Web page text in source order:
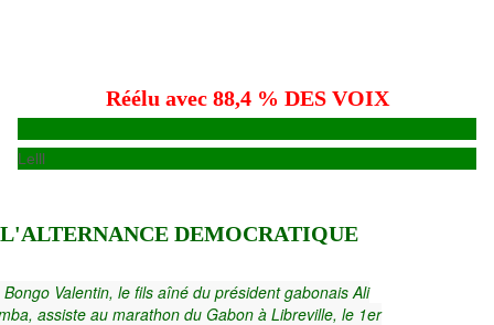
Réélu avec 88,4 % DES VOIX
Lelll
DEMOCRATIQUE
Valentin, le fils aîné du président gabonais Ali
assiste au marathon du Gabon à Libreville, le 1er